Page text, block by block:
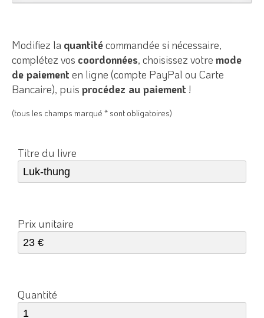
Modifiez la quantitécommandée si nécessaire,
complétez vos coordonnées, choisissez votre mode
de paiement en ligne (compte PayPal ou Carte
Bancaire), puis procédez au paiement !
(tous les champs marqué * sont obligatoires)
Titre du livre
Prix unitaire
Quantité